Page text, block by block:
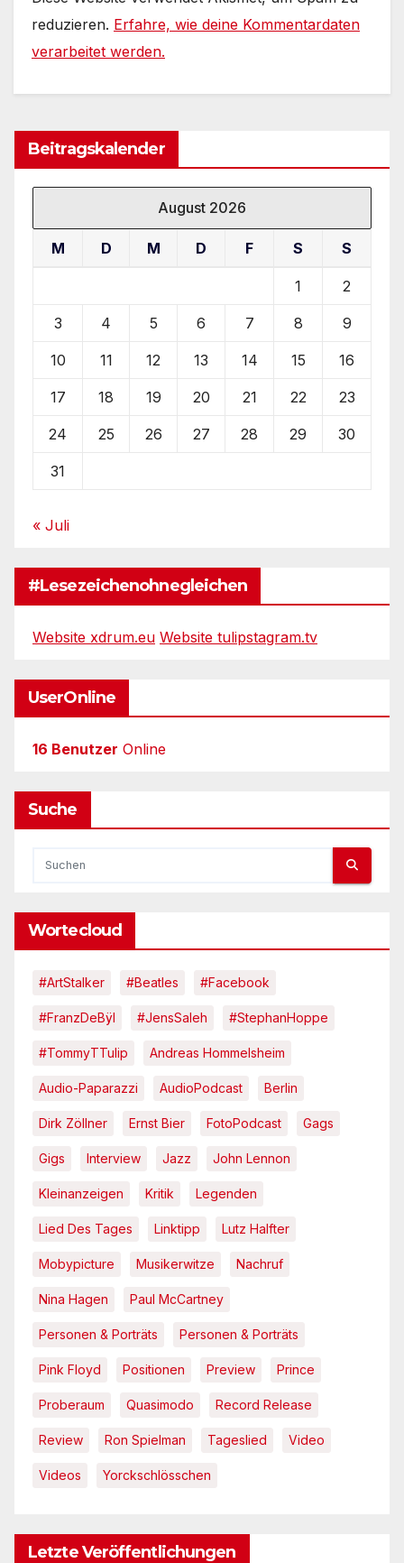
reduzieren. Erfahre, wie deine Kommentardaten
verarbeitet werden.
Beitragskalender
August 2026
M D M D F S S
1 2
3 4 5 6 7 8 9
10 11 12 13 14 15 16
17 18 19 20 21 22 23
24 25 26 27 28 29 30
31
« Juli
#Lesezeichenohnegleichen
Website xdrum.eu Website tulipstagram.tv
UserOnline
16 Benutzer Online
Suche
Wortecloud
#ArtStalker #Beatles #Facebook
#FranzDeBÿl #JensSaleh #StephanHoppe
#TommyTTulip Andreas Hommelsheim
Audio-Paparazzi AudioPodcast Berlin
Dirk Zöllner Ernst Bier FotoPodcast Gags
Gigs Interview Jazz John Lennon
Kleinanzeigen Kritik Legenden
Lied Des Tages Linktipp Lutz Halfter
Mobypicture Musikerwitze Nachruf
Nina Hagen Paul McCartney
Personen & Porträts Personen & Porträts
Pink Floyd Positionen Preview Prince
Proberaum Quasimodo Record Release
Review Ron Spielman Tageslied Video
Videos Yorckschlösschen
Letzte Veröffentlichungen